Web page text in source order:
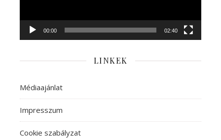
00:00 02:40
LINKEK
Médiaajánlat
Impresszum
Cookie szabályzat